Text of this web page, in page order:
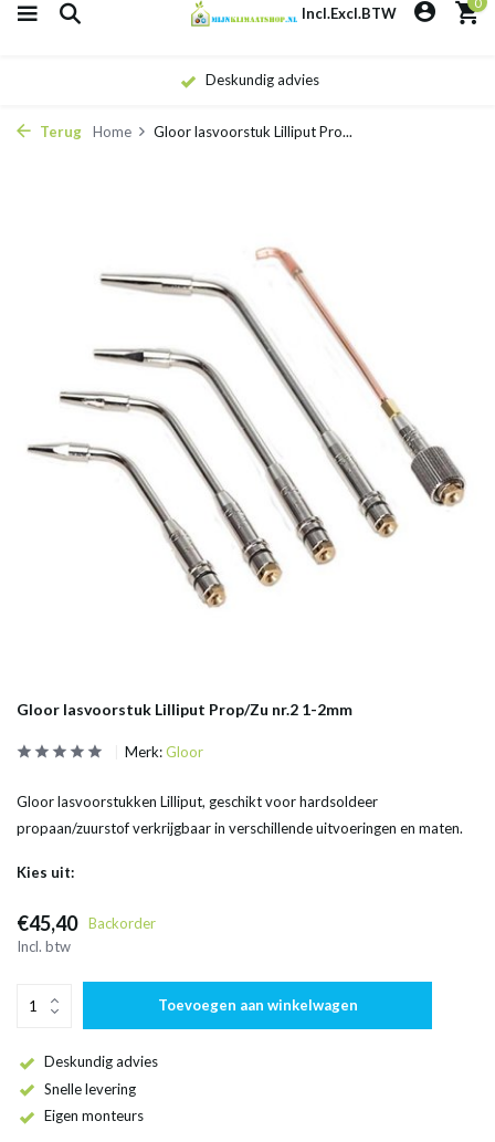
Incl.Excl.BTW
Snelle levering
Terug Home Gloor lasvoorstuk Lilliput Pro...
Gloor lasvoorstuk Lilliput Prop/Zu nr.2 1-2mm
Merk:Gloor
Gloor lasvoorstukken Lilliput, geschikt voor hardsoldeer
propaan/zuurstof verkrijgbaar in verschillende uitvoeringen en maten.
Kies uit:
€45,40
Backorder
Incl. btw
Toevoegen aan winkelwagen
Deskundig advies
Snelle levering
Eigen monteurs